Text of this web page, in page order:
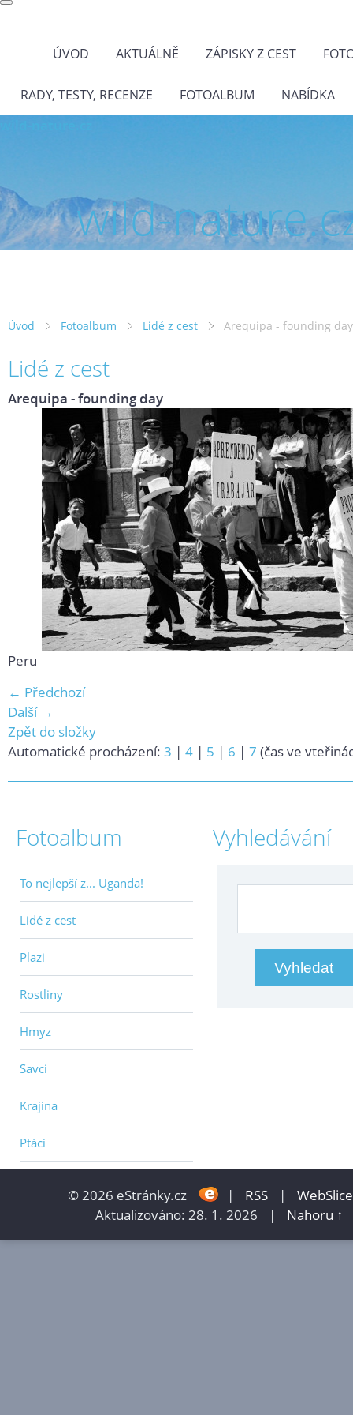
ÚVOD AKTUÁLNĚ ZÁPISKY Z CEST
RADY, TESTY, RECENZE FOTOALBUM NABÍDKA
wild-
Úvod Fotoalbum Lidé z cest Arequipa - founding day
Lidé z cest
Arequipa - founding day
Peru
← Předchozí
Další →
Zpět do složky
Automatické procházení: 3 | 4 | 5 | 6 | 7 (čas ve
Fotoalbum
To nejlepší z... Uganda!
Lidé z cest
Plazi
Rostliny
Hmyz
Savci
Krajina
Ptáci
Vyhledávání
© 2026 eStránky.cz | RSS |
WebSlice
Aktualizováno: 28. 1. 2026
| Nahoru ↑